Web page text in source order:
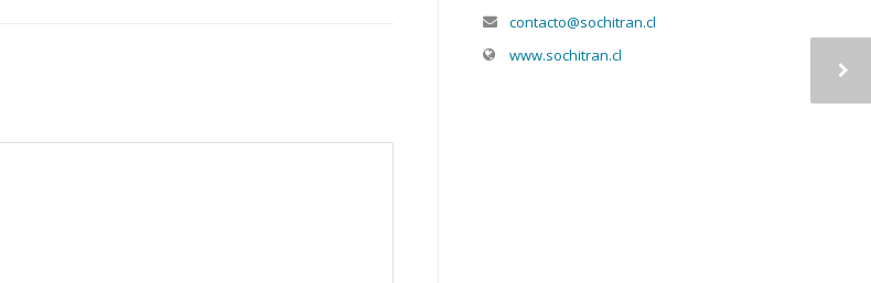
contacto@sochitran.cl
www.sochitran.cl